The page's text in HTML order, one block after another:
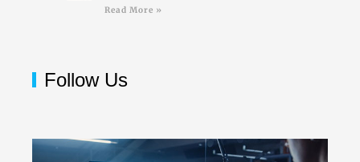
Read More »
Follow Us